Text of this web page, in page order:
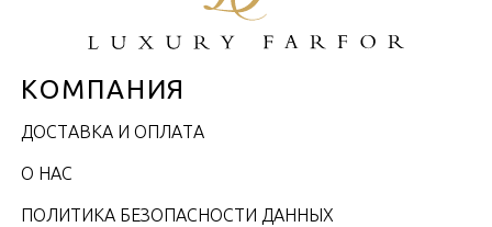
КОМПАНИЯ
ДОСТАВКА И ОПЛАТА
О НАС
ПОЛИТИКА БЕЗОПАСНОСТИ ДАННЫХ